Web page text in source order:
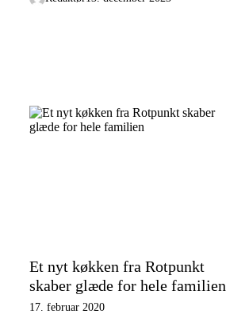
Et nyt køkken fra Rotpunkt
skaber glæde for hele familien
17. februar 2020